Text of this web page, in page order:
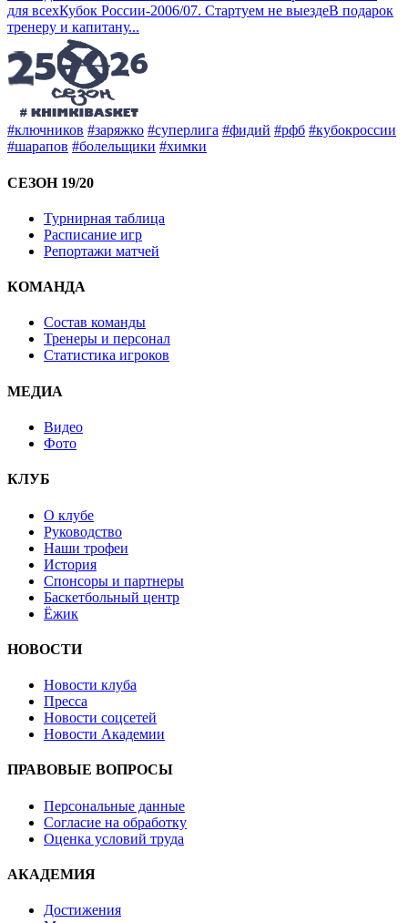
для всехКубок России-2006/07. Стартуем не выездеВ подарок
тренеру и капитану...
#ключников #заряжко #суперлига #фидий #рфб #кубокроссии
#шарапов #болельщики #химки
СЕЗОН 19/20
Турнирная таблица
Расписание игр
Репортажи матчей
КОМАНДА
Состав команды
Тренеры и персонал
Статистика игроков
МЕДИА
Видео
Фото
КЛУБ
О клубе
Руководство
Наши трофеи
История
Спонсоры и партнеры
Баскетбольный центр
Ёжик
НОВОСТИ
Новости клуба
Пресса
Новости соцсетей
Новости Академии
ПРАВОВЫЕ ВОПРОСЫ
Персональные данные
Согласие на обработку
Оценка условий труда
АКАДЕМИЯ
Достижения